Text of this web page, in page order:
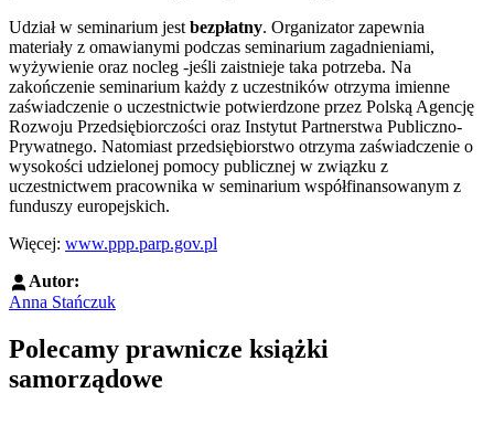
Udział w seminarium jest bezpłatny. Organizator zapewnia
materiały z omawianymi podczas seminarium zagadnieniami,
wyżywienie oraz nocleg -jeśli zaistnieje taka potrzeba. Na
zakończenie seminarium każdy z uczestników otrzyma imienne
zaświadczenie o uczestnictwie potwierdzone przez Polską Agencję
Rozwoju Przedsiębiorczości oraz Instytut Partnerstwa Publiczno-
Prywatnego. Natomiast przedsiębiorstwo otrzyma zaświadczenie o
wysokości udzielonej pomocy publicznej w związku z
uczestnictwem pracownika w seminarium współfinansowanym z
funduszy europejskich.
Więcej: www.ppp.parp.gov.pl
Autor:
Anna Stańczuk
Polecamy prawnicze książki
samorządowe